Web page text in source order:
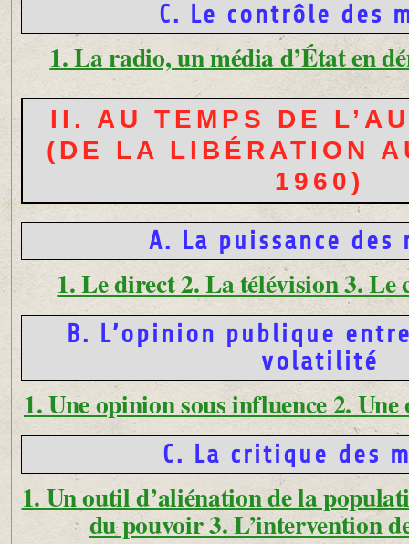
C. Le contrôle des
1. La radio, un média d’État en
II. AU TEMPS DE
(DE LA LIBÉRATION
1960)
A. La puissance des
1. Le direct 2. La télévision 3. Le
B. L’opinion publique
volatilité
1. Une opinion sous influence 2.
C. La critique des
1. Un outil d’aliénation de la
du pouvoir 3. L’intervention